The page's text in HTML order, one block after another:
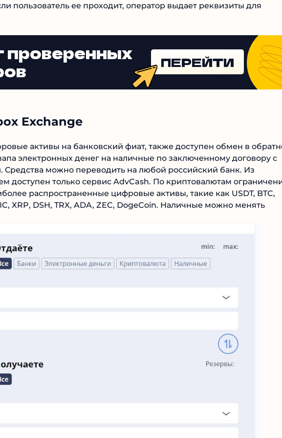
пользователь ее проходит, оператор выдает реквизиты для
проверенных
ПЕРЕЙТИ
Exchange
активы на банковский фиат, также доступен обмен в
электронных денег на наличные по заключенному договору с
Средства можно переводить на любой российский банк. Из
доступен только сервис AdvCash. По криптовалютам
распространенные цифровые активы, такие как USDT, BTC,
XRP, DSH, TRX, ADA, ZEC, DogeCoin. Наличные можно менять